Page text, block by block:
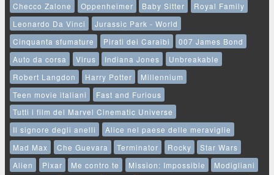
Checco Zalone Oppenheimer Baby Sitter
Royal Family
Leonardo Da Vinci
Jurassic Park - World
Cinquanta sfumature
Pirati dei Caraibi
007 James Bond
Auto da corsa
Virus Indiana Jones
Unbreakable
Robert Langdon
Harry Potter
Millennium
Teen movie italiani
Fast and Furious
Tutti i film del Marvel Cinematic Universe
Il signore degli anelli
Alice nel paese delle meraviglie
Mad Max
Che Guevara Terminator Rocky
Star Wars
Alien
Pixar Me contro te Mission: Impossible
Modigliani